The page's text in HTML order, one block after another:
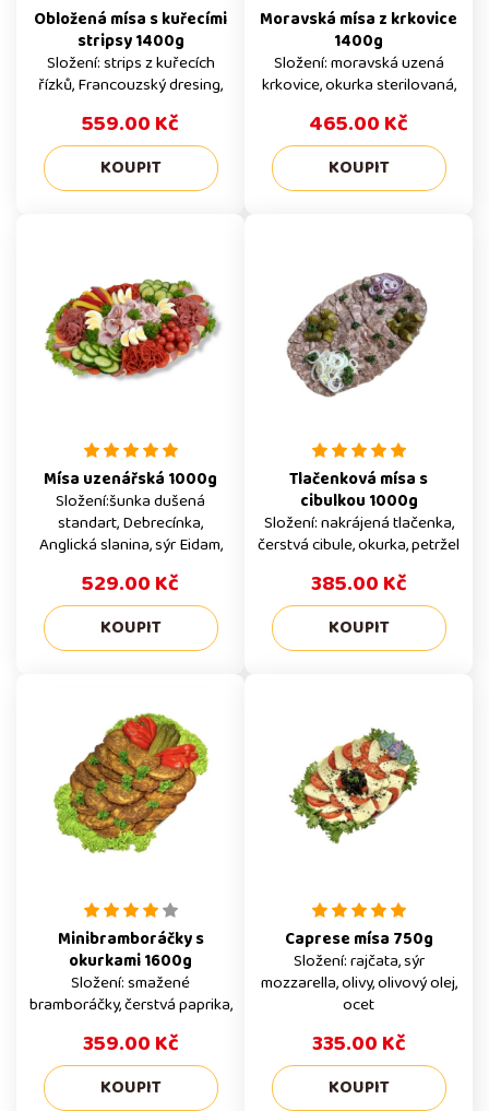
Obložená mísa s kuřecími
stripsy 1400g
Složení: strips z kuřecích
řízků, Francouzský dresing,
lolo salát, okurka
559.00 Kč
Moravská mísa z krkovice
1400g
Složení: moravská uzená
krkovice, okurka sterilovaná,
feferony, červená cibule, lolo
salát, petržel
465.00 Kč
Mísa uzenářská 1000g
Složení:šunka dušená
standart, Debrecínka,
Anglická slanina, sýr Eidam,
Poličan, Paprikáš, obloha z
čerstvé zeleniny, vejce
vařená, petržel
529.00 Kč
Tlačenková mísa s
cibulkou 1000g
Složení: nakrájená tlačenka,
čerstvá cibule, okurka, petržel
385.00 Kč
Minibramboráčky s
okurkami 1600g
Složení: smažené
bramboráčky, čerstvá paprika,
okurka, petržel, lolo salát
359.00 Kč
Caprese mísa 750g
Složení: rajčata, sýr
mozzarella, olivy, olivový olej,
ocet
335.00 Kč